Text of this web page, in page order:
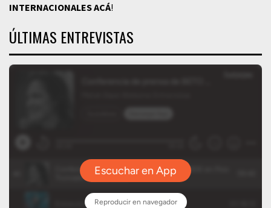
INTERNACIONALESACÁ!
ÚLTIMAS ENTREVISTAS